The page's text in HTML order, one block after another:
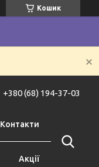
Кошик
+380 (68) 194-37-03
Контакти
Акції